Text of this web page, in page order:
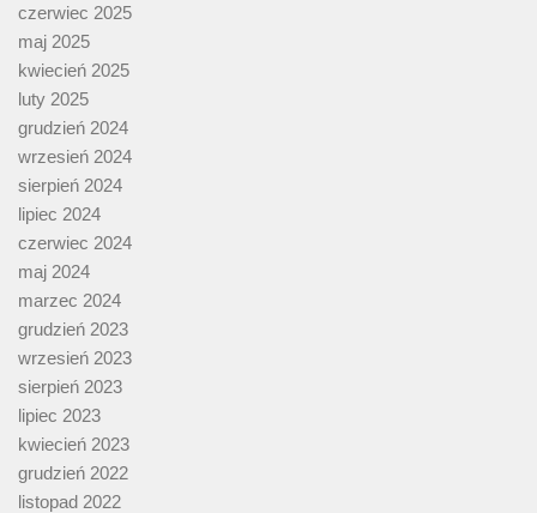
czerwiec 2025
maj 2025
kwiecień 2025
luty 2025
grudzień 2024
wrzesień 2024
sierpień 2024
lipiec 2024
czerwiec 2024
maj 2024
marzec 2024
grudzień 2023
wrzesień 2023
sierpień 2023
lipiec 2023
kwiecień 2023
grudzień 2022
listopad 2022